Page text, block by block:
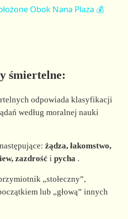
o
Obok Nana Plaza 💰
śmiertelne:
odpowiada klasyfikacji
według moralnej nauki
żądza, łakomstwo,
zazdrość i pycha.
„stołeczny”,
lub „głową” innych